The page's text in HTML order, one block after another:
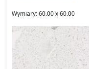
Wymiary: 60.00 x 60.00